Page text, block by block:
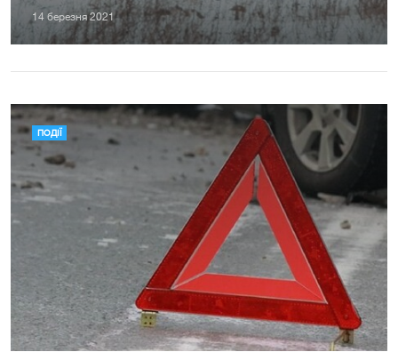
14 березня 2021
ПОДІЇ